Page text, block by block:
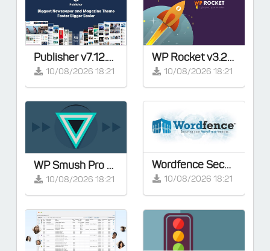
Publisher v7.12.0 – Magazine News Blog AMP – Full Demos
10/08/2026 18:21
WP Rocket v3.23.2 – Cache Plugin for WordPress
10/08/2026 18:21
WP Smush Pro v4.3.0 – [Activated]
10/08/2026 18:21
Wordfence Security Premium v8.2.2 - [Activated]
10/08/2026 18:21